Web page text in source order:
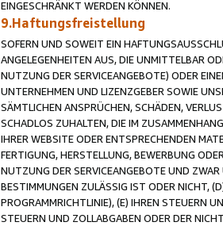
EINGESCHRÄNKT WERDEN KÖNNEN.
9.Haftungsfreistellung
SOFERN UND SOWEIT EIN
ANGELEGENHEITEN AUS, DIE UNMITTELBAR
NUTZUNG DER SERVICEANGEBOTE) ODER
UNTERNEHMEN UND LIZENZGEBER SOWIE
SÄMTLICHEN ANSPRÜCHEN, SCHÄDEN,
SCHADLOS ZUHALTEN, DIE IM
IHRER WEBSITE ODER ENTSPRECHENDEN
FERTIGUNG, HERSTELLUNG, BEWERBUNG
NUTZUNG DER SERVICEANGEBOTE UND
BESTIMMUNGEN ZULÄSSIG IST ODER NICHT,
PROGRAMMRICHTLINIE), (E) IHREN STEUERN
STEUERN UND ZOLLABGABEN ODER DER